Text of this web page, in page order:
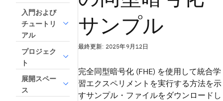
入門および
チュートリ
アル
プロジェク
ト
展開スペー
ス
サンプル
最終更新: 2025年9月12日
完全同型暗号化 (FHE) を使用して統合学
習エクスペリメントを実行する方法を示
すサンプル・ファイルをダウンロードし